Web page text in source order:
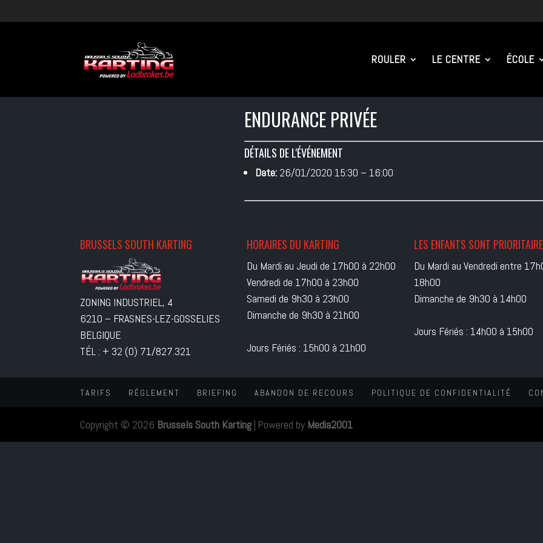
ROULER LE CENTRE ÉCOLE
ENDURANCE PRIVÉE
DÉTAILS DE L'ÉVÉNEMENT
Date: 26/01/2020 15:30 – 16:00
BRUSSELS SOUTH KARTING
ZONING INDUSTRIEL, 4
6210 – FRASNES-LEZ-GOSSELIES
BELGIQUE
TÉL : + 32 (0) 71/827.321
HORAIRES DU KARTING
Du Mardi au Jeudi de 17h00 à 22h00
Vendredi de 17h00 à 23h00
Samedi de 9h30 à 23h00
Dimanche de 9h30 à 21h00
Jours Fériés : 15h00 à 21h00
LES ENFANTS SONT
Du Mardi au Vendredi entre
18h00
Dimanche de 9h30 à 14h00
Jours Fériés : 14h00 à 15h00
TARIFS RÉGLEMENT BRIEFING ABANDON DE RECOURS POLITIQUE DE CONFIDENTIALITÉ
Copyright © 2026 Brussels South Karting | Powered by Media2001